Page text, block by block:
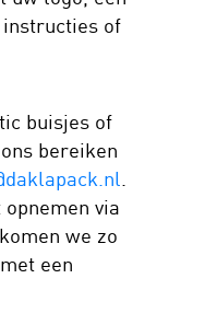
of
buisjes of
bereiken
.
via
we zo
een